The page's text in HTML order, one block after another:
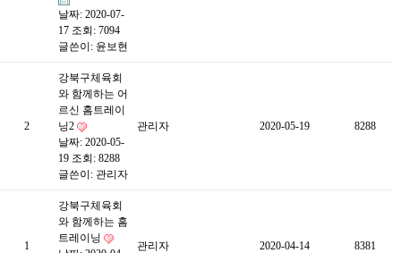
날짜: 2020-07-
17 조회: 7094
글쓴이: 윤보현
2
강북구체육회
와 함께하는 어
르신 홈트레이
닝2
날짜: 2020-05-
19 조회: 8288
글쓴이: 관리자
관리자 2020-05-19 8288
1
강북구체육회
와 함께하는 홈
트레이닝
관리자 2020-04-14 8381